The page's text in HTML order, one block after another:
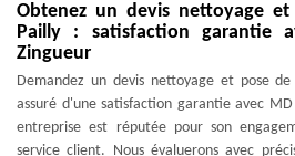
Obtenez un devis nettoyage
Pailly : satisfaction garantie
Zingueur
Demandez un devis nettoyage et pose
assuré d'une satisfaction garantie avec
entreprise est réputée pour son
service client. Nous évaluerons avec